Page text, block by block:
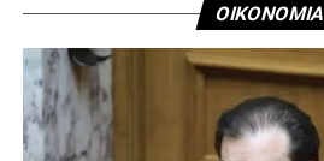
ΟΙΚΟΝΟΜΙΑ